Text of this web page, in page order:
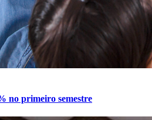
no primeiro semestre